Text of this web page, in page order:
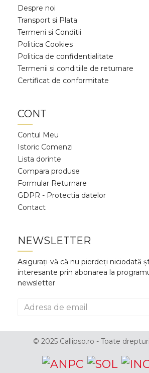
Despre noi
Transport si Plata
Termeni si Conditii
Politica Cookies
Politica de confidentialitate
Termenii si conditiile de returnare
Certificat de conformitate
CONT
Contul Meu
Istoric Comenzi
Lista dorinte
Compara produse
Formular Returnare
GDPR - Protectia datelor
Contact
NEWSLETTER
Asigurați-vă că nu pierdeți niciodată
interesante prin abonarea la
newsletter
© 2025 Callipso.ro - Toate